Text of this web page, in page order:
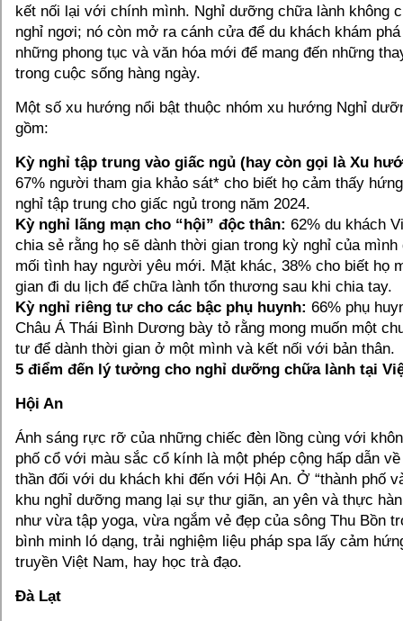
kết nối lại với chính mình. Nghỉ dưỡng chữa lành không
nghỉ ngơi; nó còn mở ra cánh cửa để du khách khám
những phong tục và văn hóa mới để mang đến những
trong cuộc sống hàng ngày.
Một số xu hướng nổi bật thuộc nhóm xu hướng Nghỉ
gồm:
Kỳ nghỉ tập trung vào giấc ngủ (hay còn gọi là Xu
67% người tham gia khảo sát* cho biết họ cảm thấy
nghỉ tập trung cho giấc ngủ trong năm 2024.
Kỳ nghỉ lãng mạn cho “hội” độc thân: 62% du khách
chia sẻ rằng họ sẽ dành thời gian trong kỳ nghỉ của
mối tình hay người yêu mới. Mặt khác, 38% cho biết họ
gian đi du lịch để chữa lành tổn thương sau khi chia tay.
Kỳ nghỉ riêng tư cho các bậc phụ huynh: 66% phụ
Châu Á Thái Bình Dương bày tỏ rằng mong muốn một
tư để dành thời gian ở một mình và kết nối với bản thân.
5 điểm đến lý tưởng cho nghỉ dưỡng chữa lành tại
Hội An
Ánh sáng rực rỡ của những chiếc đèn lồng cùng với
phố cổ với màu sắc cổ kính là một phép cộng hấp dẫn
thần đối với du khách khi đến với Hội An. Ở “thành phố
khu nghỉ dưỡng mang lại sự thư giãn, an yên và thực
như vừa tập yoga, vừa ngắm vẻ đẹp của sông Thu Bồn
bình minh ló dạng, trải nghiệm liệu pháp spa lấy cảm
truyền Việt Nam, hay học trà đạo.
Đà Lạt